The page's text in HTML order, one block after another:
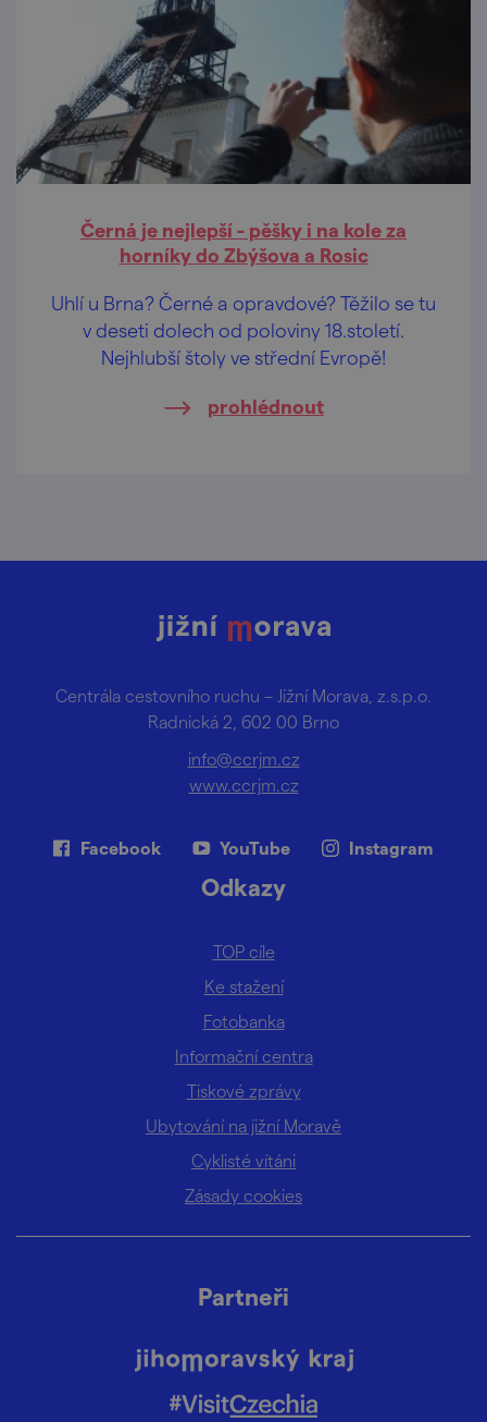
Černá je nejlepší - pěšky i na kole za
horníky do Zbýšova a Rosic
Uhlí u Brna? Černé a opravdové? Těžilo se tu
v deseti dolech od poloviny 18.století.
Nejhlubší štoly ve střední Evropě!
prohlédnout
Centrála cestovního ruchu – Jižní Morava, z.s.p.o.
Radnická 2, 602 00 Brno
info@ccrjm.cz
www.ccrjm.cz
Facebook YouTube Instagram
Odkazy
TOP cíle
Ke stažení
Fotobanka
Informační centra
Tiskové zprávy
Ubytování na jižní Moravě
Cyklisté vítáni
Zásady cookies
Partneři